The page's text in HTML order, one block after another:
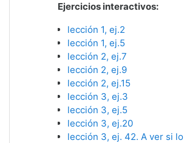
Ejercicios interactivos:
lección 1, ej.2
lección 1, ej.5
lección 2, ej.7
lección 2, ej.9
lección 2, ej.15
lección 3, ej.3
lección 3, ej.5
lección 3, ej.20
lección 3, ej. 42. A ver si lo